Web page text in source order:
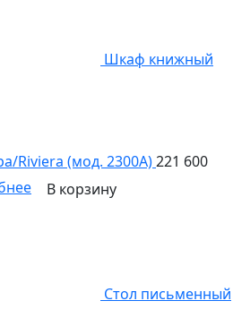
Шкаф книжный
Riviera (мод. 2300А)221 600
В корзину
Стол письменный